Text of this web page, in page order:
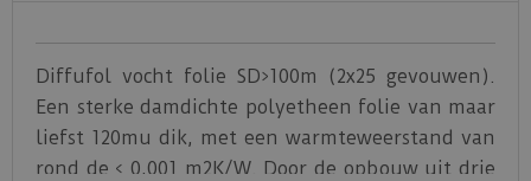
Diffufol vocht folie SD>100m (2x25 gevouwen).
Een sterke damdichte polyetheen folie van maar
liefst 120mu dik, met een warmteweerstand van
rond de < 0,001 m2K/W. Door de opbouw uit drie